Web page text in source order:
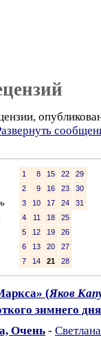
1 8 15 22
29
2
9 16 23
30
3
10 17 24
31
4
11 18
25
5
12 19
26
6
13 20
27
7
14 21 28
(Яков
зимнего
Очень -